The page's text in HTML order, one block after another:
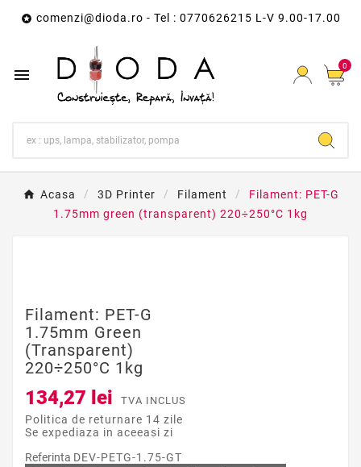
 comenzi@dioda.ro - Tel : 0770626215 L-V 9.00-17.00
 0
Acasa 3D Printer Filament
Filament: PET-G
1.75mm green (transparent) 220÷250°C 1kg
Filament: PET-G
1.75mm Green
(transparent)
220÷250°C 1kg
134,27 lei TVA INCLUS
Politica de returnare 14 zile
Se expediaza in aceeasi zi
Referinta DEV-PETG-1.75-GT